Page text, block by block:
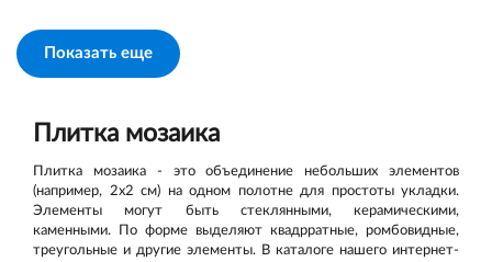
Показать еще
Плитка мозаика
Плитка мозаика - это объединение небольших элементов
(например, 2x2 см) на одном полотне для простоты укладки.
Элементы могут быть стеклянными, керамическими,
каменными. По форме выделяют квадрратные, ромбовидные,
треугольные и другие элементы. В каталоге нашего интернет-